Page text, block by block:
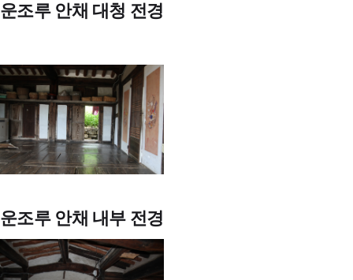
운조루 안채 대청 전경
운조루 안채 내부 전경